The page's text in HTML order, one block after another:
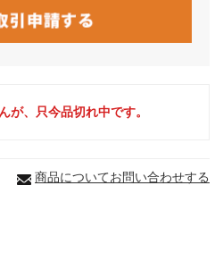
が、只今品切れ中です。
商品についてお問い合わせする